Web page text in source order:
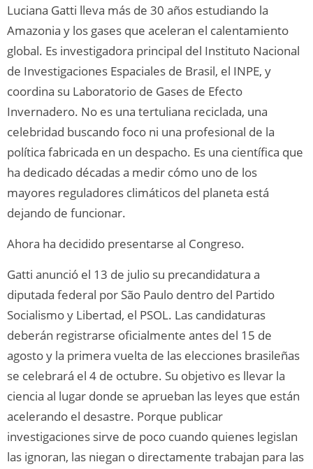
Luciana Gatti lleva más de 30 años estudiando la
Amazonia y los gases que aceleran el calentamiento
global. Es investigadora principal del Instituto Nacional
de Investigaciones Espaciales de Brasil, el INPE, y
coordina su Laboratorio de Gases de Efecto
Invernadero. No es una tertuliana reciclada, una
celebridad buscando foco ni una profesional de la
política fabricada en un despacho. Es una científica que
ha dedicado décadas a medir cómo uno de los
mayores reguladores climáticos del planeta está
dejando de funcionar.
Ahora ha decidido presentarse al Congreso.
Gatti anunció el 13 de julio su precandidatura a
diputada federal por São Paulo dentro del Partido
Socialismo y Libertad, el PSOL. Las candidaturas
deberán registrarse oficialmente antes del 15 de
agosto y la primera vuelta de las elecciones brasileñas
se celebrará el 4 de octubre. Su objetivo es llevar la
ciencia al lugar donde se aprueban las leyes que están
acelerando el desastre. Porque publicar
investigaciones sirve de poco cuando quienes legislan
las ignoran, las niegan o directamente trabajan para las